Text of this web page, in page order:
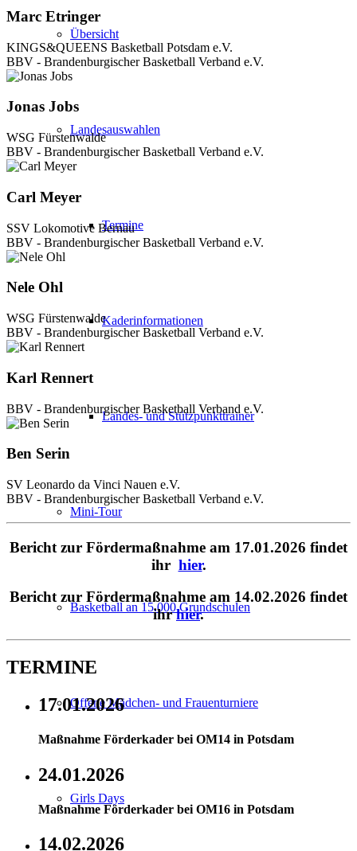
Übersicht
Landesauswahlen
Termine
Kaderinformationen
Landes- und Stützpunkttrainer
Mini-Tour
Basketball an 15.000 Grundschulen
Offene Mädchen- und Frauenturniere
Girls Days
Marc Etringer
KINGS&QUEENS Basketball Potsdam e.V.
BBV - Brandenburgischer Basketball Verband e.V.
Jonas Jobs
WSG Fürstenwalde
BBV - Brandenburgischer Basketball Verband e.V.
Carl Meyer
SSV Lokomotive Bernau
BBV - Brandenburgischer Basketball Verband e.V.
Nele Ohl
WSG Fürstenwalde
BBV - Brandenburgischer Basketball Verband e.V.
Karl Rennert
BBV - Brandenburgischer Basketball Verband e.V.
Ben Serin
SV Leonardo da Vinci Nauen e.V.
BBV - Brandenburgischer Basketball Verband e.V.
Bericht zur Fördermaßnahme am 17.01.2026 findet
ihr hier.
Bericht zur Fördermaßnahme am 14.02.2026 findet
ihrhier.
TERMINE
17.01.2026
Maßnahme Förderkader bei OM14 in Potsdam
24.01.2026
Maßnahme Förderkader bei OM16 in Potsdam
14.02.2026